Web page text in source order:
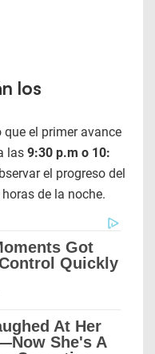
los
el primer avance
las 9:30 p.m o 10:
el progreso del
de la noche.